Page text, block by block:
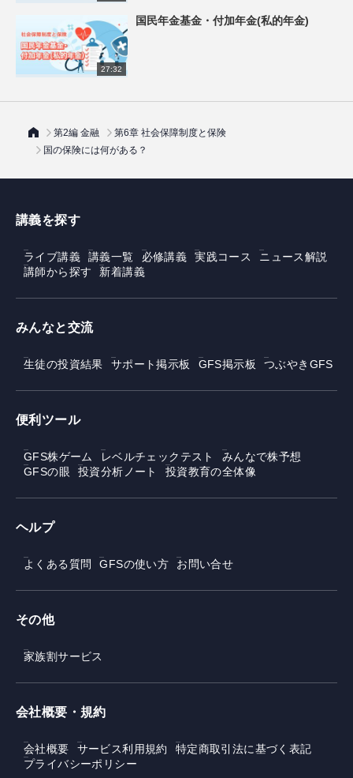
27:32
国民年金基金・付加年金(私的年金)
第2編 金融
第6章 社会保障制度と保険
国の保険には何がある？
講義を探す
ライブ講義 講義一覧 必修講義 実践コース
ニュース解説
講師から探す
新着講義
みんなと交流
生徒の投資結果 サポート掲示板 GFS掲示板 つぶやきGFS
便利ツール
GFS株ゲーム レベルチェックテスト
みんなで株予想
GFSの眼
投資分析ノート 投資教育の全体像
ヘルプ
よくある質問 GFSの使い方 お問い合せ
その他
家族割サービス
会社概要・規約
会社概要 サービス利用規約
特定商取引法に基づく表記
プライバシーポリシー